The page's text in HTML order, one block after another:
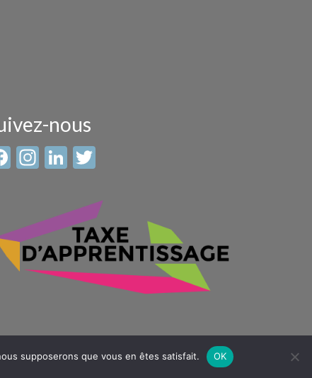
nous
Facebook
Instagram
LinkedIn
supposerons que vous en êtes satisfait. OK